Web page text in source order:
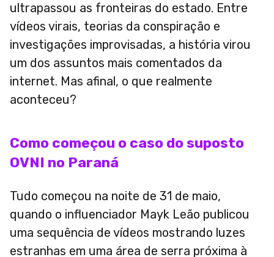
ultrapassou as fronteiras do estado. Entre
vídeos virais, teorias da conspiração e
investigações improvisadas, a história virou
um dos assuntos mais comentados da
internet. Mas afinal, o que realmente
aconteceu?
Como começou o caso do suposto
OVNI no Paraná
Tudo começou na noite de 31 de maio,
quando o influenciador Mayk Leão publicou
uma sequência de vídeos mostrando luzes
estranhas em uma área de serra próxima à